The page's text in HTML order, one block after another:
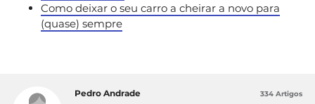
Como deixar o seu carro a cheirar a novo para
(quase) sempre
Pedro Andrade 334 Artigos